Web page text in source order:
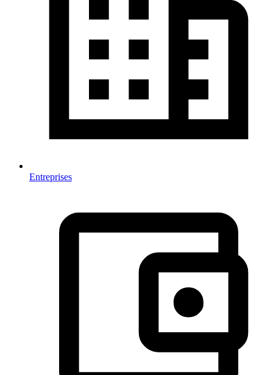
Entreprises